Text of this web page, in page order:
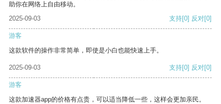
助你在网络上自由移动。
2025-09-03
支持[0] 反对[0]
游客
这款软件的操作非常简单，即使是小白也能快速上手。
2025-09-03 支持[0] 反对[0]
游客
这款加速器app的价格有点贵，可以适当降低一些，这样会更加亲民。